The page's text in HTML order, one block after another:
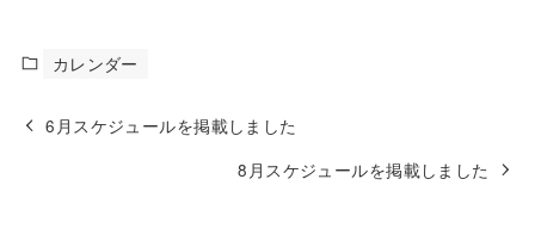
カレンダー
6月スケジュールを掲載しました
8月スケジュールを掲載しました